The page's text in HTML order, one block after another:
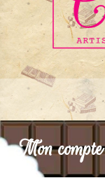
Mon compte